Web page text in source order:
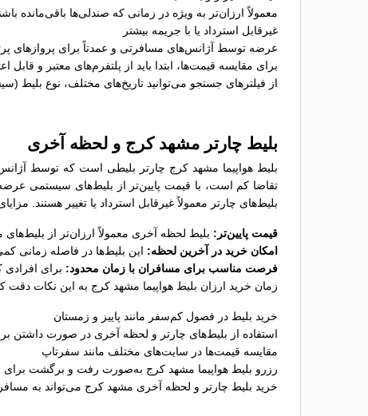
معمولاً ارزان‌تر به ویژه در زمانی که صندلی‌ها باقی‌مانده
غیرقابل استرداد یا با جریمه بیشتر
عرضه توسط آژانس‌های مسافرتی و عمدتاً برای پروازهای
برای مقایسه قیمت‌ها، ابتدا باید از پلتفرم‌های معتبر و
از فیلترهای جستجو می‌توانید تاریخ‌های مختلف، نوع بلیط
بلیط چارتر مشهد کرج و لحظه آخری
بلیط هواپیما مشهد کرج چارتر بلیطی است که توسط
تقاضا کم است، با قیمت پایین‌تر از بلیط‌های سیستمی
بلیط‌های چارتر معمولاً غیرقابل استرداد یا تغییر هستند.
قیمت پایین‌تر: بلیط لحظه آخری معمولاً ارزان‌تر از
امکان خرید در آخرین لحظه: این بلیط‌ها در فاصله زمانی
فرصت مناسب برای مسافران با زمان محدود: برای افرادی
زمان خرید ارزان بلیط هواپیما مشهد کرج به این نکات دقت
خرید بلیط در فصول کم‌سفر مانند پاییز و زمستان
استفاده از بلیط‌های چارتر و لحظه آخری در صورت داشتن
مقایسه قیمت‌ها در سایت‌های مختلف مانند سفرتاپ
رزرو بلیط هواپیما مشهد کرج به‌صورت رفت و برگشت برای
خرید بلیط چارتر و لحظه آخری مشهد کرج می‌تواند به